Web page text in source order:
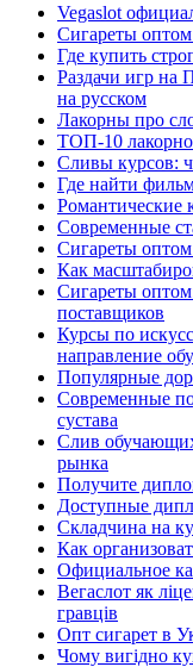
Vegaslot
Сигареты
Где купить
Раздачи игр на
на русском
Лакорны про
ТОП-10
Сливы курсов:
Где найти
Романтические
Современные
Сигареты
Как
Сигареты
поставщиков
Курсы по
направление
Популярные
Современные
сустава
Слив
рынка
Получите
Доступные
Складчина на
Как
Официальное
Вегаслот як
гравців
Опт сигарет в
Чому вигідно